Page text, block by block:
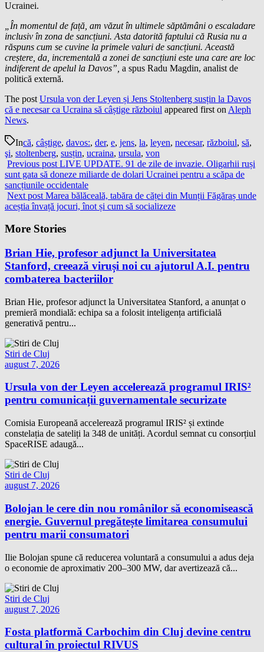
Ucrainei.
„În momentul de față, am văzut în ultimele săptămâni o escaladare
inclusiv în zona de sancțiuni. Asta datorită faptului că Rusia nu a
răspuns cum se cuvine la primele valuri de sancțiuni. Această
creștere, da, incrementală a zonei de sancțiuni este una care are loc
indiferent de apelul la Davos”, a spus Radu Magdin, analist de
politică externă.
The post Ursula von der Leyen și Jens Stoltenberg susțin la Davos
că e necesar ca Ucraina să câștige războiul appeared first on Aleph
News.
Incă, câștige, davos:, der, e, jens, la, leyen, necesar, războiul, să,
şi, stoltenberg, susțin, ucraina, ursula, von
Previous post LIVE UPDATE. 91 de zile de invazie. Oligarhii ruși
sunt gata să doneze miliarde de dolari Ucrainei pentru a scăpa de
sancțiunile occidentale
Next post Marea bălăceală, tabăra de căței din Munții Făgăraș unde
aceștia învață jocuri, înot și cum să socializeze
More Stories
Brian Hie, profesor adjunct la Universitatea
Stanford, creează viruși noi cu ajutorul A.I. pentru
combaterea bacteriilor
Brian Hie, profesor adjunct la Universitatea Stanford, a anunțat o
premieră mondială: echipa sa a folosit inteligența artificială
generativă pentru...
Stiri de Cluj
august 7, 2026
Ursula von der Leyen accelerează programul IRIS²
pentru comunicații guvernamentale securizate
Comisia Europeană accelerează programul IRIS² și extinde
constelația de sateliți la 348 de unități. Acordul semnat cu consorțiul
SpaceRISE adaugă...
Stiri de Cluj
august 7, 2026
Bolojan le cere din nou românilor să economisească
energie. Guvernul pregătește limitarea consumului
pentru marii consumatori
Ilie Bolojan spune că reducerea voluntară a consumului a adus deja
o economie de aproximativ 200–300 MW, dar avertizează că...
Stiri de Cluj
august 7, 2026
Fosta platformă Carbochim din Cluj devine centru
cultural în proiectul RIVUS